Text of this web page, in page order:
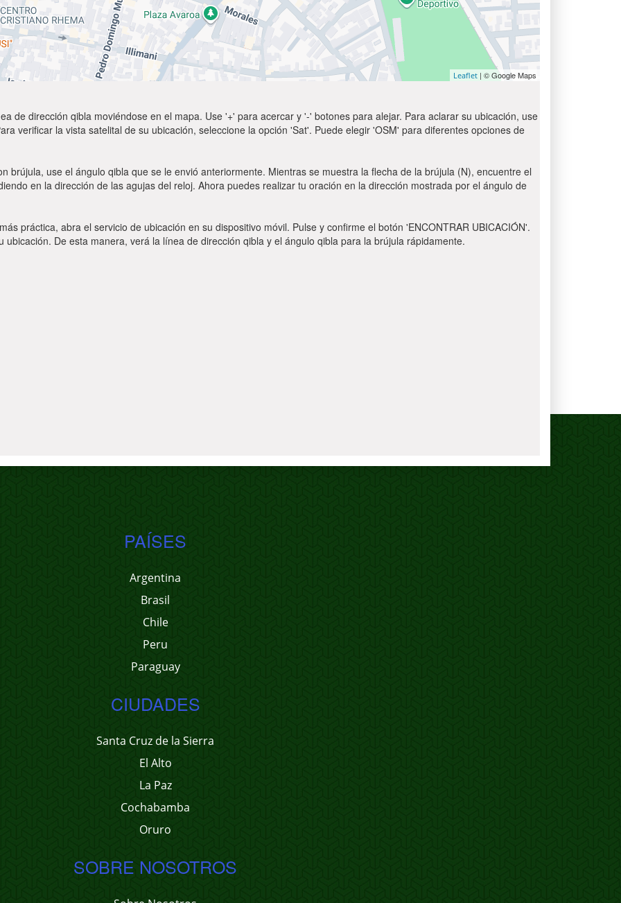
Leaflet | © Google Maps
de dirección qibla moviéndose en el mapa. Use '+' para acercar y '-' botones para alejar. Para aclarar su ubicación, use
verificar la vista satelital de su ubicación, seleccione la opción 'Sat'. Puede elegir 'OSM' para diferentes opciones de
brújula, use el ángulo qibla que se le envió anteriormente. Mientras se muestra la flecha de la brújula (N), encuentre el
en la dirección de las agujas del reloj. Ahora puedes realizar tu oración en la dirección mostrada por el ángulo de
práctica, abra el servicio de ubicación en su dispositivo móvil. Pulse y confirme el botón 'ENCONTRAR UBICACIÓN'.
De esta manera, verá la línea de dirección qibla y el ángulo qibla para la brújula rápidamente.
PAÍSES
Argentina
Brasil
Chile
Peru
Paraguay
CIUDADES
Santa Cruz de la Sierra
El Alto
La Paz
Cochabamba
Oruro
SOBRE NOSOTROS